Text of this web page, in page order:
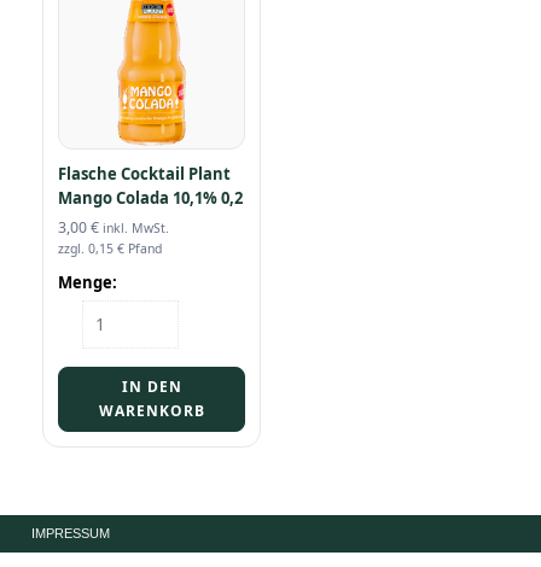
Flasche Cocktail Plant
Mango Colada 10,1% 0,2
3,00€ inkl. MwSt.
zzgl. 0,15 € Pfand
Menge:
Flasche
Cocktail
Mango
Colada
10,1%
IN DEN
WARENKORB
IMPRESSUM